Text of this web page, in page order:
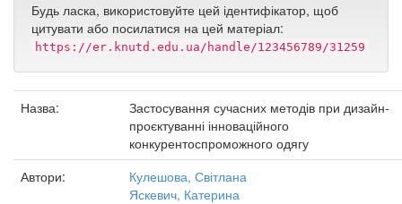
Будь ласка, використовуйте цей ідентифікатор, щоб
цитувати або посилатися на цей матеріал:
https://er.knutd.edu.ua/handle/123456789/31259
Назва:
Застосування сучасних методів при дизайн-
проєктуванні інноваційного
конкурентоспроможного одягу
Автори:
Кулешова, Світлана
Яскевич, Катерина